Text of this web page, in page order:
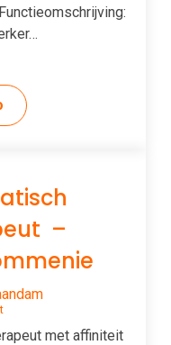
–
met affiniteit